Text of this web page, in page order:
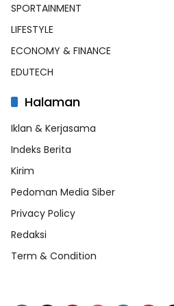
SPORTAINMENT
LIFESTYLE
ECONOMY & FINANCE
EDUTECH
Halaman
Iklan & Kerjasama
Indeks Berita
Kirim
Pedoman Media Siber
Privacy Policy
Redaksi
Term & Condition